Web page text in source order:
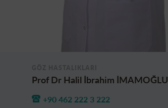
Prof Dr Halil İbrahim İMAMOĞLU
+90 462 222 3 222